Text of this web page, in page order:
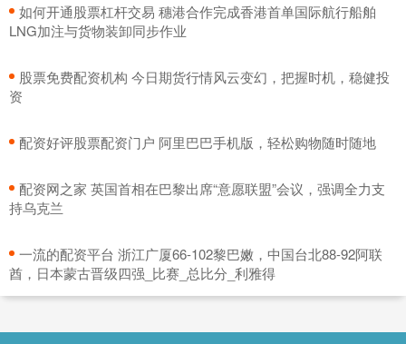
​如何开通股票杠杆交易 穗港合作完成香港首单国际航行船舶
LNG加注与货物装卸同步作业
​股票免费配资机构 今日期货行情风云变幻，把握时机，稳健投
资
​配资好评股票配资门户 阿里巴巴手机版，轻松购物随时随地
​配资网之家 英国首相在巴黎出席“意愿联盟”会议，强调全力支
持乌克兰
​一流的配资平台 浙江广厦66-102黎巴嫩，中国台北88-92阿联
酋，日本蒙古晋级四强_比赛_总比分_利雅得